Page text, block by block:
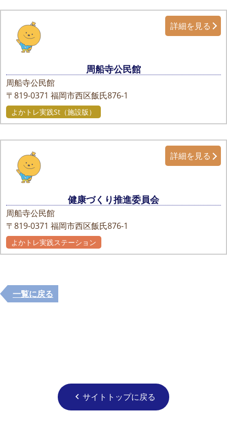
周船寺公民館
周船寺公民館
〒819-0371 福岡市西区飯氏876-1
詳細を見る
よかトレ実践St（施設版）
健康づくり推進委員会
周船寺公民館
〒819-0371 福岡市西区飯氏876-1
詳細を見る
よかトレ実践ステーション
一覧に戻る
chevron_left サイトトップに戻る